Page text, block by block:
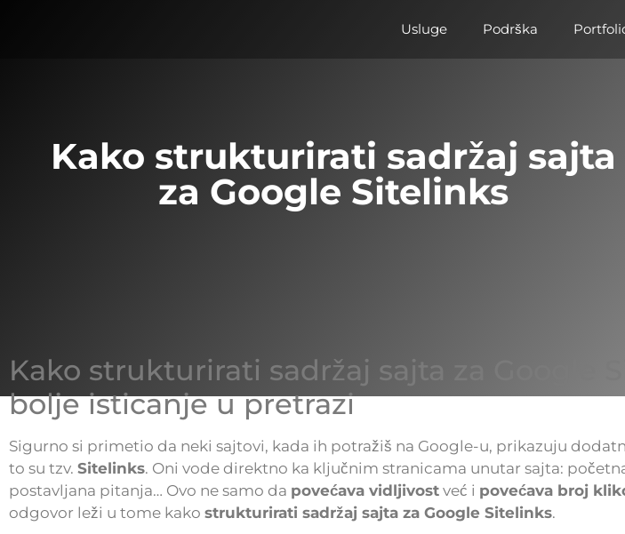
Usluge Podrška
Kako strukturirati sadržaj sajta
za Google Sitelinks
Kako strukturirati sadržaj sajta za Google
bolje isticanje u pretrazi
Sigurno si primetio da neki sajtovi, kada ih potražiš na Google-u, prikazuju
to su tzv. Sitelinks. Oni vode direktno ka ključnim stranicama unutar sajta:
postavljana pitanja… Ovo ne samo da povećava vidljivost već i povećava broj
odgovor leži u tome kako strukturirati sadržaj sajta za Google Sitelinks.